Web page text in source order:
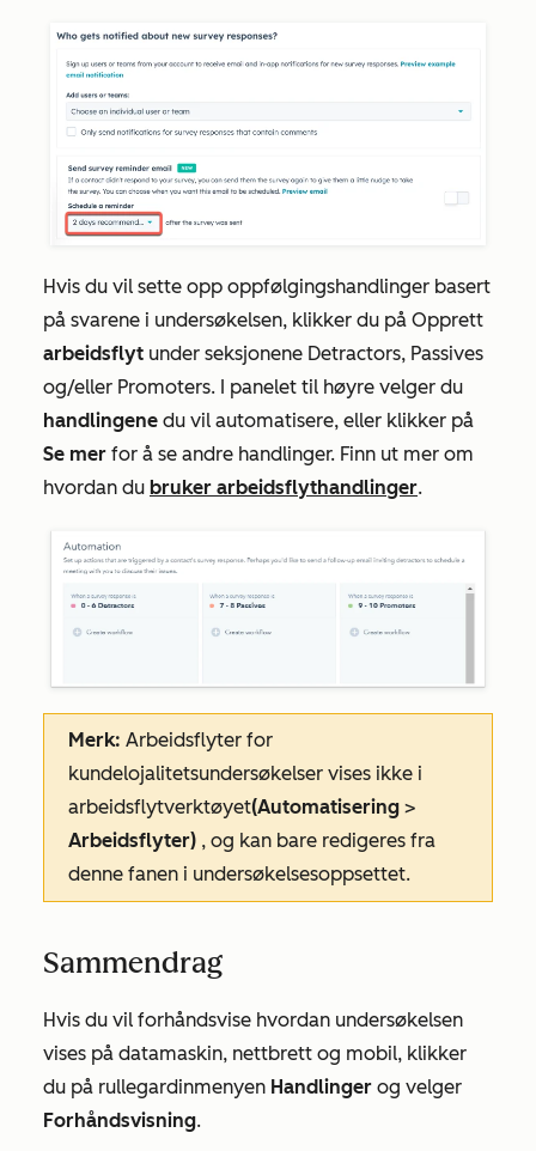
Hvis du vil sette opp oppfølgingshandlinger basert
på svarene i undersøkelsen, klikker du på Opprett
arbeidsflyt under seksjonene Detractors, Passives
og/eller Promoters. I panelet til høyre velger du
handlingene du vil automatisere, eller klikker på
Se mer for å se andre handlinger. Finn ut mer om
hvordan du bruker arbeidsflythandlinger.
Merk: Arbeidsflyter for
kundelojalitetsundersøkelser vises ikke i
arbeidsflytverktøyet(Automatisering >
Arbeidsflyter) , og kan bare redigeres fra
denne fanen i undersøkelsesoppsettet.
Sammendrag
Hvis du vil forhåndsvise hvordan undersøkelsen
vises på datamaskin, nettbrett og mobil, klikker
du på rullegardinmenyen Handlinger og velger
Forhåndsvisning.